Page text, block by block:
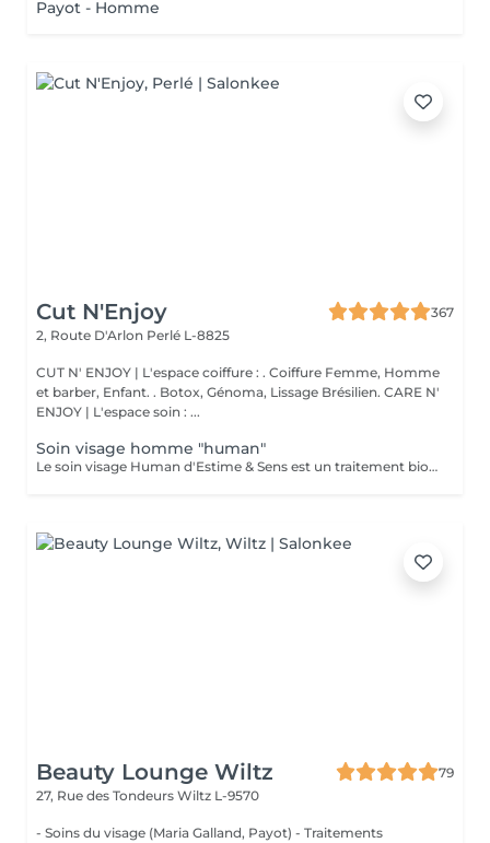
Payot - Homme
Cut N'Enjoy
367
2, Route D'Arlon Perlé L-8825
CUT N' ENJOY | L'espace coiffure : . Coiffure Femme, Homme
et barber, Enfant. . Botox, Génoma, Lissage Brésilien. CARE N'
ENJOY | L'espace soin : ...
Soin visage homme "human"
Le soin visage Human d'Estime & Sens est un traitement bio global de 1h15 dédié aux hommes. Il débute par un modelage relaxant du dos pour évacuer les tensions. Il se poursuit par un nettoyage profond, un gommage et un massage du visage avec l'huile Human. Ce protocole sur mesure purifie, hydrate intensément et défatigue durablement les traits.
Beauty Lounge Wiltz
79
27, Rue des Tondeurs Wiltz L-9570
- Soins du visage (Maria Galland, Payot) - Traitements